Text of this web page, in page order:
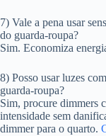
7) Vale a pena usar
do guarda-roupa?
Sim. Economiza
8) Posso usar luzes
guarda-roupa?
Sim, procure dimmers
intensidade sem
dimmer para o quarto.